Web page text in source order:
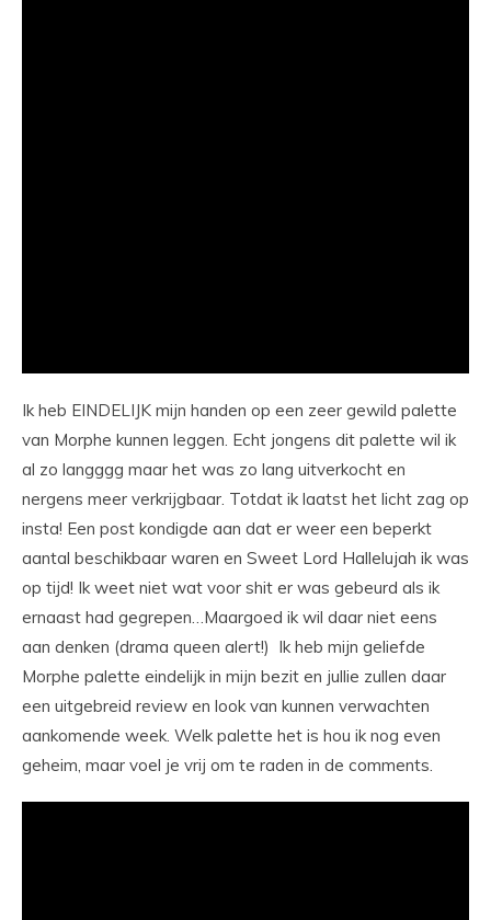
Ik heb EINDELIJK mijn handen op een zeer gewild palette
van Morphe kunnen leggen. Echt jongens dit palette wil ik
al zo langggg maar het was zo lang uitverkocht en
nergens meer verkrijgbaar. Totdat ik laatst het licht zag op
insta! Een post kondigde aan dat er weer een beperkt
aantal beschikbaar waren en Sweet Lord Hallelujah ik was
op tijd! Ik weet niet wat voor shit er was gebeurd als ik
ernaast had gegrepen…Maargoed ik wil daar niet eens
aan denken (drama queen alert!) Ik heb mijn geliefde
Morphe palette eindelijk in mijn bezit en jullie zullen daar
een uitgebreid review en look van kunnen verwachten
aankomende week. Welk palette het is hou ik nog even
geheim, maar voel je vrij om te raden in de comments.